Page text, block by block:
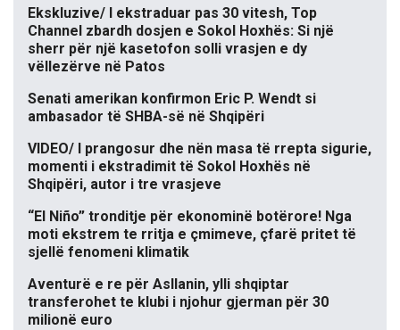
Ekskluzive/ I ekstraduar pas 30 vitesh, Top
Channel zbardh dosjen e Sokol Hoxhës: Si një
sherr për një kasetofon solli vrasjen e dy
vëllezërve në Patos
Senati amerikan konfirmon Eric P. Wendt si
ambasador të SHBA-së në Shqipëri
VIDEO/ I prangosur dhe nën masa të rrepta sigurie,
momenti i ekstradimit të Sokol Hoxhës në
Shqipëri, autor i tre vrasjeve
“El Niño” tronditje për ekonominë botërore! Nga
moti ekstrem te rritja e çmimeve, çfarë pritet të
sjellë fenomeni klimatik
Aventurë e re për Asllanin, ylli shqiptar
transferohet te klubi i njohur gjerman për 30
milionë euro